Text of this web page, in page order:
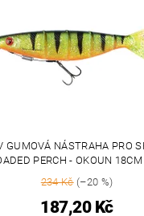
GUMOVÁ NÁSTRAHA PRO
PERCH - OKOUN
234 Kč(–20 %)
187,20 Kč